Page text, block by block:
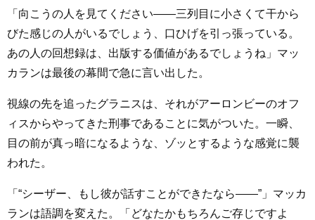
「向こうの人を見てください――三列目に小さくて干から
びた感じの人がいるでしょう、口ひげを引っ張っている。
あの人の回想録は、出版する価値があるでしょうね」マッ
カランは最後の幕間で急に言い出した。
視線の先を追ったグラニスは、それがアーロンビーのオフ
ィスからやってきた刑事であることに気がついた。一瞬、
目の前が真っ暗になるような、ゾッとするような感覚に襲
われた。
「“シーザー、もし彼が話すことができたなら――”」マッカ
ランは語調を変えた。「どなたかもちろんご存じですよ